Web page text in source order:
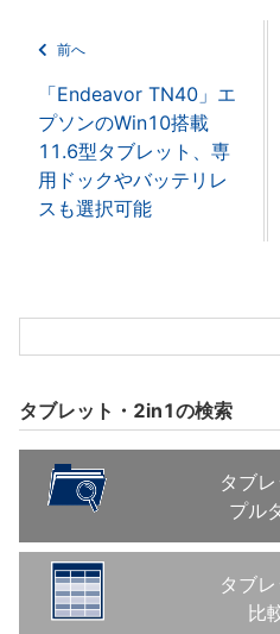
前へ
「Endeavor TN40」エ
プソンのWin10搭載
11.6型タブレット、専
用ドックやバッテリレ
スも選択可能
タブレット・2in1の検索
タブ
プル
タブ
比